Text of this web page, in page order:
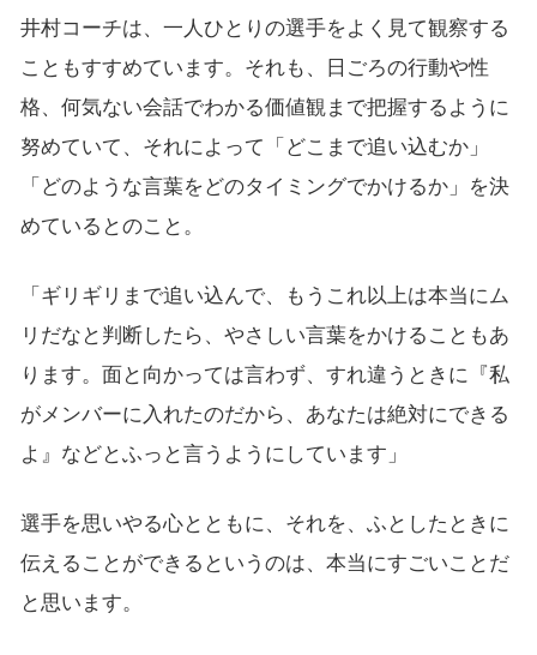
井村コーチは、一人ひとりの選手をよく見て観察する
こともすすめています。それも、日ごろの行動や性
格、何気ない会話でわかる価値観まで把握するように
努めていて、それによって「どこまで追い込むか」
「どのような言葉をどのタイミングでかけるか」を決
めているとのこと。
「ギリギリまで追い込んで、もうこれ以上は本当にム
リだなと判断したら、やさしい言葉をかけることもあ
ります。面と向かっては言わず、すれ違うときに『私
がメンバーに入れたのだから、あなたは絶対にできる
よ』などとふっと言うようにしています」
選手を思いやる心とともに、それを、ふとしたときに
伝えることができるというのは、本当にすごいことだ
と思います。